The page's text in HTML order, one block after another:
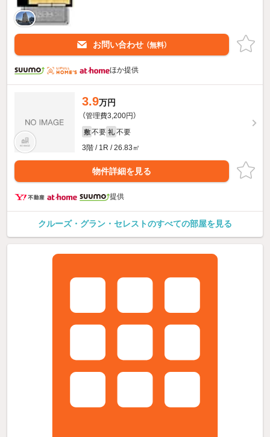
お問い合わせ （無料）
ほか提供
3.9万円
（管理費3,200円）
敷 不要 礼 不要
3階 / 1R / 26.83㎡
物件詳細を見る
提供
クルーズ・グラン・セレストのすべての部屋を見る